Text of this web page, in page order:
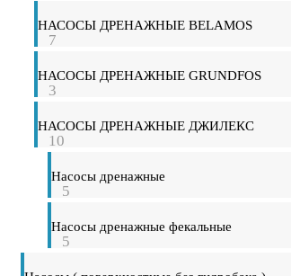
НАСОСЫ ДРЕНАЖНЫЕ BELAMOS
7
НАСОСЫ ДРЕНАЖНЫЕ GRUNDFOS
3
НАСОСЫ ДРЕНАЖНЫЕ ДЖИЛЕКС
10
Насосы дренажные
5
Насосы дренажные фекальные
5